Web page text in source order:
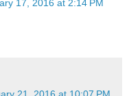
17, 2016 at 2:14 PM